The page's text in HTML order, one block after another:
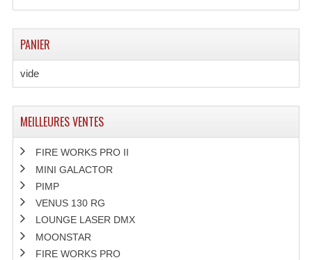
Flight Case Plasma Et Écran LCD
Flight Malettes Consoles T. Mixages
Flight-Case CDs Et Disques Vinyls
PANIER
vide
MEILLEURES VENTES
FIRE WORKS PRO II
MINI GALACTOR
PIMP
VENUS 130 RG
LOUNGE LASER DMX
MOONSTAR
FIRE WORKS PRO